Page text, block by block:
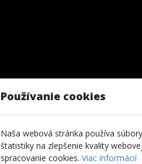
Používanie cookies
Naša webová stránka používa
štatistiky na zlepšenie kvality
spracovanie cookies. Viac informácií